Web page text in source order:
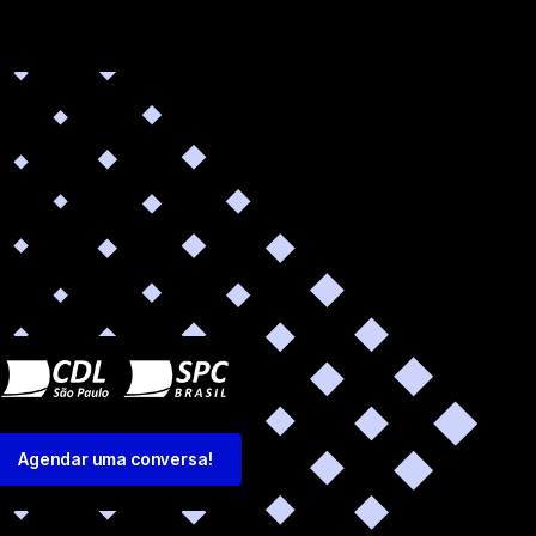
Agendar uma conversa!